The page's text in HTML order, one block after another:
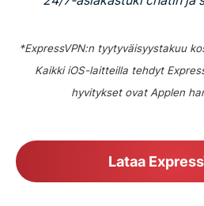
*ExpressVPN:n tyytyväisyystakuu
Kaikki iOS-laitteilla tehdyt
hyvitykset ovat Applen
Lataa